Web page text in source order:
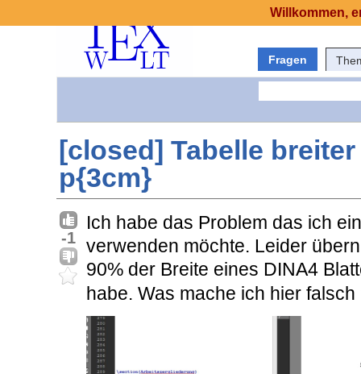
Fragen
[closed] Tabelle
p{3cm}
-1
Ich habe das Problem das ich
verwenden möchte. Leider
90% der Breite eines DINA4
habe. Was mache ich hier
Willkommen,